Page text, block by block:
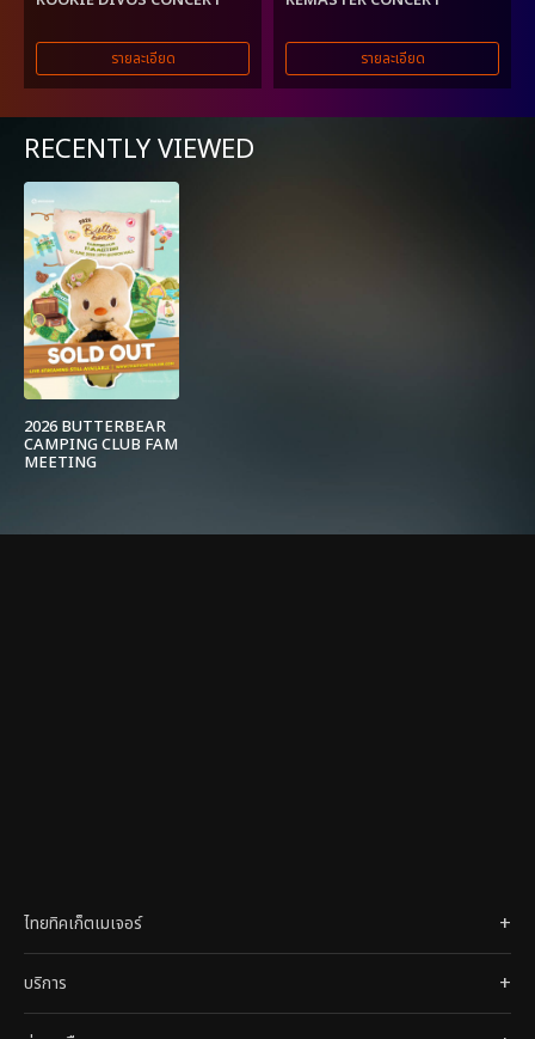
รายละเอียด รายละเอียด
RECENTLY VIEWED
2026 BUTTERBEAR
CAMPING CLUB FAM
MEETING
ไทยทิคเก็ตเมเจอร์
บริการ